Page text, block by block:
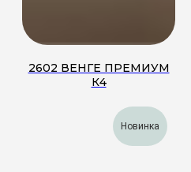
2602 ВЕНГЕ ПРЕМИУМ
К4
Новинка